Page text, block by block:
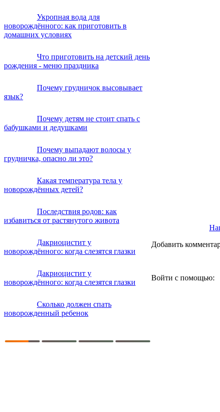
Укропная вода для
новорождённого: как приготовить в
домашних условиях
Что приготовить на детский день
рождения - меню праздника
Почему грудничок высовывает
язык?
Почему детям не стоит спать с
бабушками и дедушками
Почему выпадают волосы у
грудничка, опасно ли это?
Какая температура тела у
новорождённых детей?
Последствия родов: как
избавиться от растянутого живота
Дакриоцистит у
новорождённого: когда слезятся глазки
Дакриоцистит у
новорождённого: когда слезятся глазки
Сколько должен спать
новорожденный ребенок
Добавить
Войти с помощью: